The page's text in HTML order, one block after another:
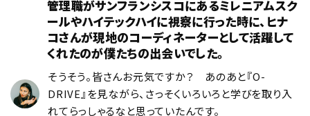
管理職がサンフランシスコにあるミレニアムスク
ールやハイテックハイに視察に行った時に、ヒナ
コさんが現地のコーディネーターとして活躍して
くれたのが僕たちの出会いでした。
そうそう。皆さんお元気ですか？ あのあと『O-
DRIVE』を見ながら、さっそくいろいろと学びを取り入
れてらっしゃるなと思っていたんです。